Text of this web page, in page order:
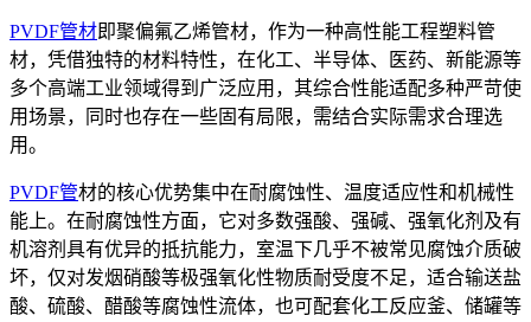
PVDF管材即聚偏氟乙烯管材，作为一种高性能工程塑料管
材，凭借独特的材料特性，在化工、半导体、医药、新能源等
多个高端工业领域得到广泛应用，其综合性能适配多种严苛使
用场景，同时也存在一些固有局限，需结合实际需求合理选
用。
PVDF管材的核心优势集中在耐腐蚀性、温度适应性和机械性
能上。在耐腐蚀性方面，它对多数强酸、强碱、强氧化剂及有
机溶剂具有优异的抵抗能力，室温下几乎不被常见腐蚀介质破
坏，仅对发烟硝酸等极强氧化性物质耐受度不足，适合输送盐
酸、硫酸、醋酸等腐蚀性流体，也可配套化工反应釜、储罐等